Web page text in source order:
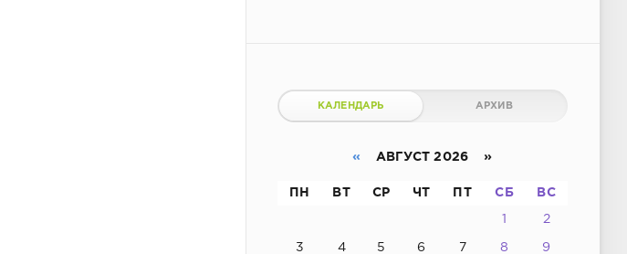
КАЛЕНДАРЬ АРХИВ
« АВГУСТ 2026 »
ПН ВТ СР ЧТ ПТ СБ ВС
1 2
3 4 5 6 7 8 9